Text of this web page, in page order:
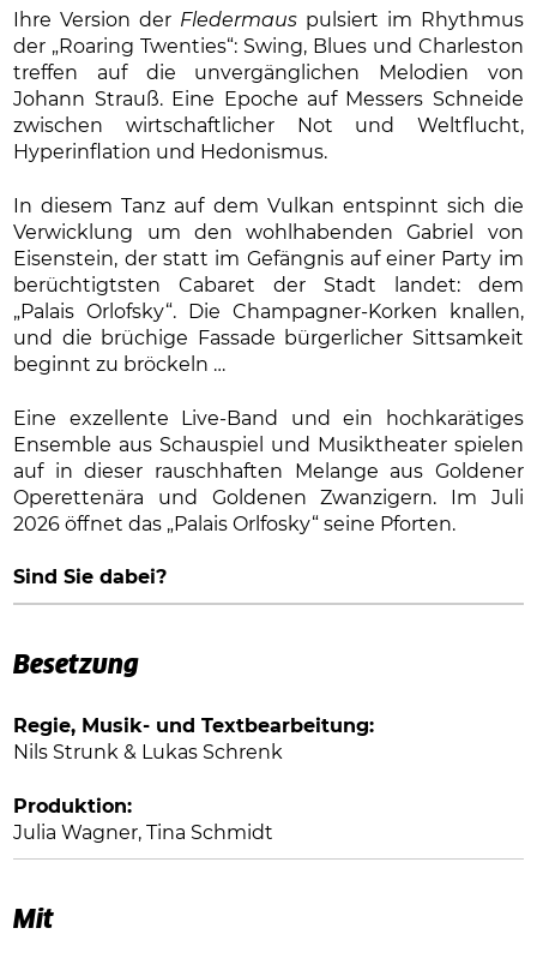
Ihre Version der Fledermaus pulsiert im Rhythmus
der „Roaring Twenties“: Swing, Blues und Charleston
treffen auf die unvergänglichen Melodien von
Johann Strauß. Eine Epoche auf Messers Schneide
zwischen wirtschaftlicher Not und Weltflucht,
Hyperinflation und Hedonismus.
In diesem Tanz auf dem Vulkan entspinnt sich die
Verwicklung um den wohlhabenden Gabriel von
Eisenstein, der statt im Gefängnis auf einer Party im
berüchtigtsten Cabaret der Stadt landet: dem
„Palais Orlofsky“. Die Champagner-Korken knallen,
und die brüchige Fassade bürgerlicher Sittsamkeit
beginnt zu bröckeln …
Eine exzellente Live-Band und ein hochkarätiges
Ensemble aus Schauspiel und Musiktheater spielen
auf in dieser rauschhaften Melange aus Goldener
Operettenära und Goldenen Zwanzigern. Im Juli
2026 öffnet das „Palais Orlfosky“ seine Pforten.
Sind Sie dabei?
Besetzung
Regie, Musik- und Textbearbeitung:
Nils Strunk & Lukas Schrenk
Produktion:
Julia Wagner, Tina Schmidt
Mit